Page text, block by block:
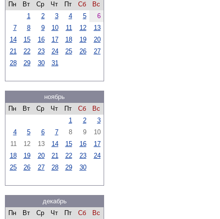
Пн
Вт Ср Чт Пт Сб
Вс
1
2 3 4 5
6
7
8 9 10 11 12
13
14
15 16 17 18 19
20
21
22 23 24 25 26
27
28
29 30 31
ноябрь
Пн
Вт Ср Чт Пт Сб
Вс
1
2
3
4
5 6 7 8 9
10
11
12 13 14 15 16
17
18
19 20 21 22 23
24
25
26 27 28 29 30
декабрь
Пн
Вт Ср Чт Пт Сб
Вс